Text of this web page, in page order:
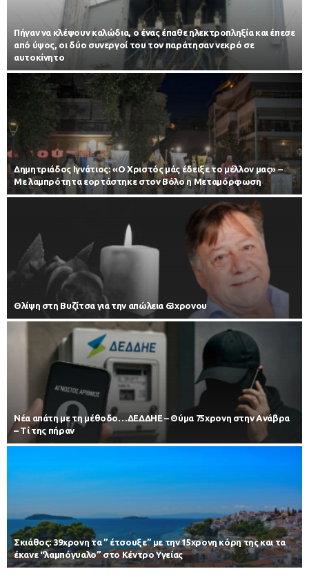
Πήγαν να κλέψουν καλώδια, ο ένας έπαθε ηλεκτροπληξία και έπεσε
από ύψος, οι δύο συνεργοί του τον παράτησαν νεκρό σε
αυτοκίνητο
Δημητριάδος Ιγνάτιος: «Ο Χριστός μάς έδειξε το μέλλον μας» –
Με λαμπρότητα εορτάστηκε στον Βόλο η Μεταμόρφωση
Θλίψη στη Βυζίτσα για την απώλεια 63χρονου
Νέα απάτη με τη μέθοδο…ΔΕΔΔΗΕ – Θύμα 75χρονη στην Ανάβρα
– Τί της πήραν
Σκιάθος: 39χρονη τα ” έτσουξε” με την 15χρονη κόρη της και τα
έκανε “λαμπόγυαλο” στο Κέντρο Υγείας